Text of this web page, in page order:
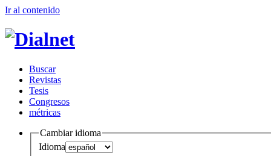
Ir al contenido
Buscar
Revistas
Tesis
Congresos
métricas
Cambiar idioma
Idioma